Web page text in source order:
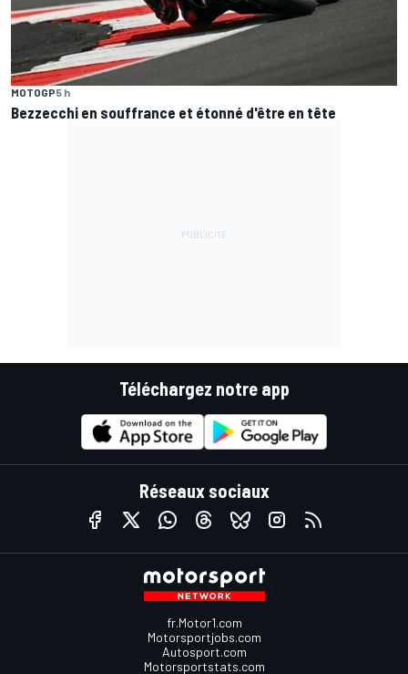
MOTOGP5 h
Bezzecchi en souffrance et étonné d'être en tête
Téléchargez notre app
Réseaux sociaux
fr.Motor1.com
Motorsportjobs.com
Autosport.com
Motorsportstats.com